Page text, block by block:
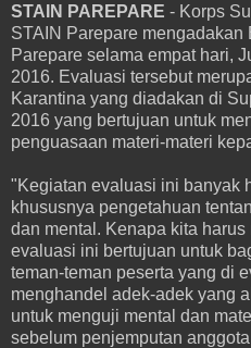
STAIN PAREPARE - Korps
STAIN Parepare mengadakan
Parepare selama empat hari,
2016. Evaluasi tersebut
Karantina yang diadakan di
2016 yang bertujuan untuk
penguasaan materi-materi
"Kegiatan evaluasi ini banyak
khususnya pengetahuan
dan mental. Kenapa kita
evaluasi ini bertujuan untuk
teman-teman peserta yang di
menghandel adek-adek yang
untuk menguji mental dan
sebelum penjemputan